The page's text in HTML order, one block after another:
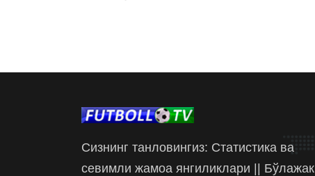
Сизнинг танловингиз: Статистика ва
севимли жамоа янгиликлари || Бўлажак